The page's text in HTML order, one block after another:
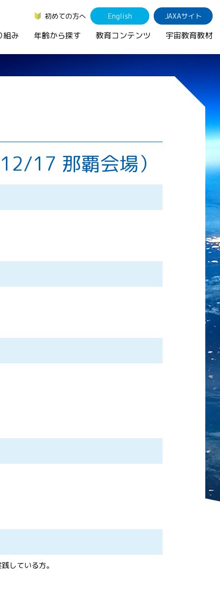
初めての方へ English JAXAサイト
組み 年齢から探す 教育コンテンツ 宇宙教育教材
17 那覇会場）
している方。